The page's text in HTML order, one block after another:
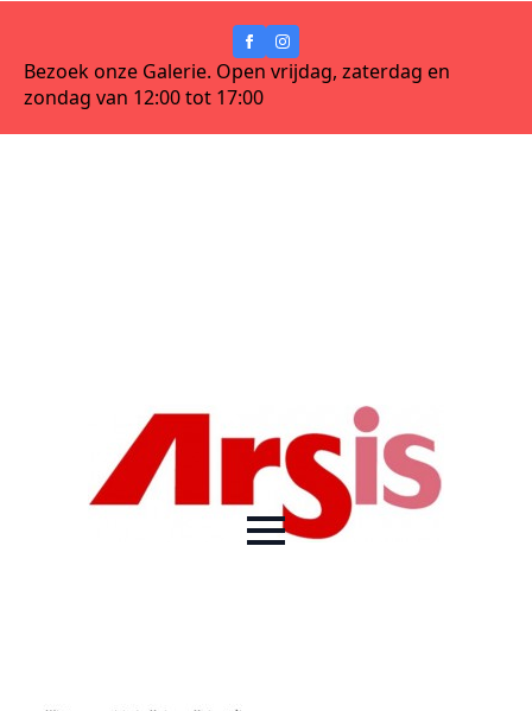
Bezoek onze Galerie. Open vrijdag, zaterdag en
zondag van 12:00 tot 17:00